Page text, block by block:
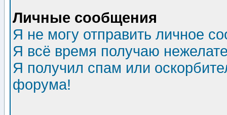
Личные сообщения
Я не могу отправить личное
Я всё время получаю
Я получил спам или
форума!